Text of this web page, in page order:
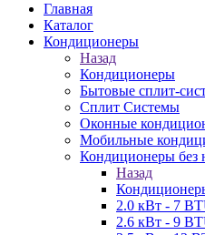
Главная
Каталог
Кондиционеры
Назад
Кондиционеры
Бытовые сплит-
Сплит Системы
Оконные
Мобильные
Кондиционеры без
Назад
2.0 кВт - 7
2.6 кВт - 9